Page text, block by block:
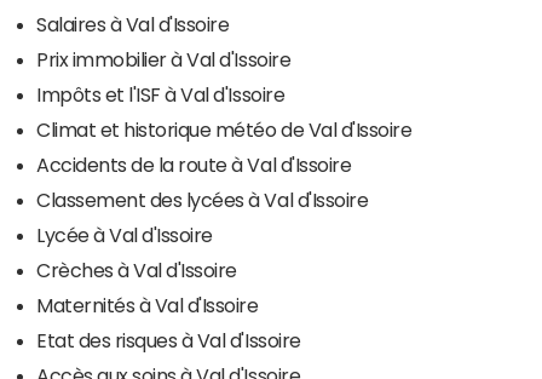
Salaires à Val d'Issoire
Prix immobilier à Val d'Issoire
Impôts et l'ISF à Val d'Issoire
Climat et historique météo de Val d'Issoire
Accidents de la route à Val d'Issoire
Classement des lycées à Val d'Issoire
Lycée à Val d'Issoire
Crèches à Val d'Issoire
Maternités à Val d'Issoire
Etat des risques à Val d'Issoire
Accès aux soins à Val d'Issoire